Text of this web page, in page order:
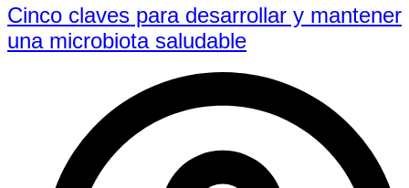
Cinco claves para desarrollar y mantener
una microbiota saludable